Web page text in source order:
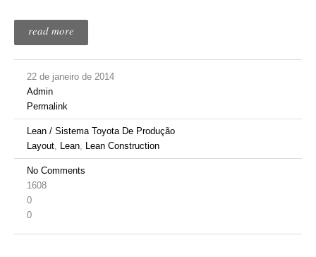
read more
22 de janeiro de 2014
Admin
Permalink
Lean / Sistema Toyota De Produção
Layout, Lean, Lean Construction
No Comments
1608
0
0